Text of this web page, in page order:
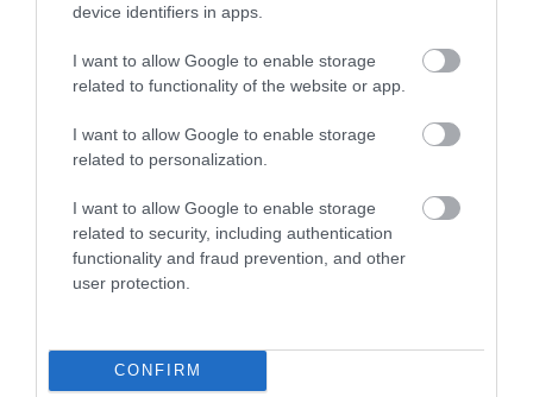
device identifiers in apps.
I want to allow Google to enable storage
related to functionality of the website or app.
I want to allow Google to enable storage
related to personalization.
I want to allow Google to enable storage
related to security, including authentication
functionality and fraud prevention, and other
user protection.
CONFIRM
2026-06-29 2026-06-23
DAVID ATTENBOROUGH 100
ÉVES: AZ EMBER, AKI